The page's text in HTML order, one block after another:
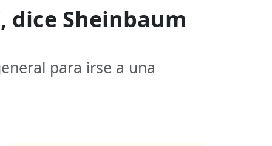
dice Sheinbaum
para irse a una